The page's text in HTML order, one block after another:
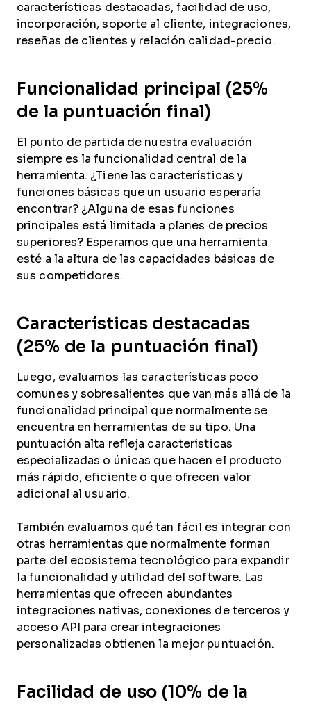
características destacadas, facilidad de uso,
incorporación, soporte al cliente, integraciones,
reseñas de clientes y relación calidad-precio.
Funcionalidad principal (25%
de la puntuación final)
El punto de partida de nuestra evaluación
siempre es la funcionalidad central de la
herramienta. ¿Tiene las características y
funciones básicas que un usuario esperaría
encontrar? ¿Alguna de esas funciones
principales está limitada a planes de precios
superiores? Esperamos que una herramienta
esté a la altura de las capacidades básicas de
sus competidores.
Características destacadas
(25% de la puntuación final)
Luego, evaluamos las características poco
comunes y sobresalientes que van más allá de la
funcionalidad principal que normalmente se
encuentra en herramientas de su tipo. Una
puntuación alta refleja características
especializadas o únicas que hacen el producto
más rápido, eficiente o que ofrecen valor
adicional al usuario.
También evaluamos qué tan fácil es integrar con
otras herramientas que normalmente forman
parte del ecosistema tecnológico para expandir
la funcionalidad y utilidad del software. Las
herramientas que ofrecen abundantes
integraciones nativas, conexiones de terceros y
acceso API para crear integraciones
personalizadas obtienen la mejor puntuación.
Facilidad de uso (10% de la